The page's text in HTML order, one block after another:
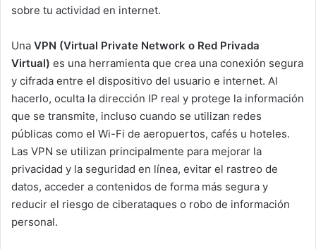
sobre tu actividad en internet.
Una VPN (Virtual Private Network o Red Privada
Virtual) es una herramienta que crea una conexión segura
y cifrada entre el dispositivo del usuario e internet. Al
hacerlo, oculta la dirección IP real y protege la información
que se transmite, incluso cuando se utilizan redes
públicas como el Wi-Fi de aeropuertos, cafés u hoteles.
Las VPN se utilizan principalmente para mejorar la
privacidad y la seguridad en línea, evitar el rastreo de
datos, acceder a contenidos de forma más segura y
reducir el riesgo de ciberataques o robo de información
personal.